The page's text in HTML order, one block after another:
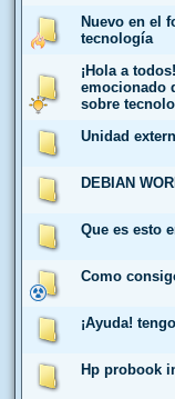
Nuevo en el
tecnología
¡Hola a
emocionado
sobre
Unidad
DEBIAN
Que es esto
Como
¡Ayuda!
Hp probook